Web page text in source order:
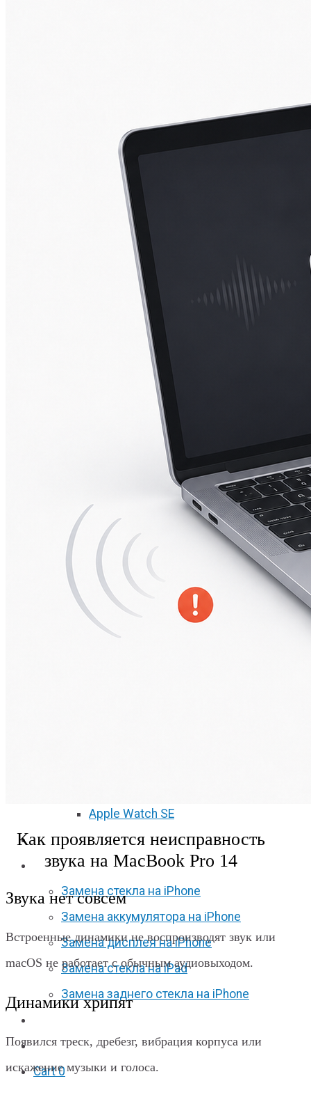
iPad Pro 12.9 2020
iPad mini
iPad mini 2
iPad mini 3
iPad mini 4
iPad mini 5
Ремонт Macbook
Macbook 12 (А1534)
MacBook Air
(A1369/A1370/A1465/A1466)
MacBook Air (A1932)
Macbook Pro 2009-2012
(A1297/A1278/A1286)
MacBook Pro (А2141/А2159/
А2251/A2289/A2338)
Macbook Pro Retina
(А1425/A1502/A1398)
Macbook Pro Retina
(А1706/A1707/A1708)
Macbook Pro Retina
(А1989/A1990)
Apple Watch SE
Отзывы
Акции
Замена стекла на iPhone
Замена аккумулятора на iPhone
Замена дисплея на iPhone
Замена стекла на iPad
Замена заднего стекла на iPhone
F.A.Q
Cart 0
Как проявляется неисправность
звука на MacBook Pro 14
Звука нет совсем
Встроенные динамики не воспроизводят звук или
macOS не работает с обычным аудиовыходом.
Динамики хрипят
Появился треск, дребезг, вибрация корпуса или
искажение музыки и голоса.